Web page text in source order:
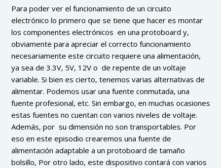
Para poder ver el funcionamiento de un circuito
electrónico lo primero que se tiene que hacer es montar
los componentes electrónicos en una protoboard y,
obviamente para apreciar el correcto funcionamiento
necesariamente este circuito requiere una alimentación,
ya sea de 3.3V, 5V, 12V o de repente de un voltaje
variable. Si bien es cierto, tenemos varias alternativas de
alimentar. Podemos usar una fuente conmutada, una
fuente profesional, etc. Sin embargo, en muchas ocasiones
estas fuentes no cuentan con varios niveles de voltaje.
Además, por su dimensión no son transportables. Por
eso en este episodio crearemos una fuente de
alimentación adaptable a un protoboard de tamaño
bolsillo, Por otro lado, este dispositivo contará con varios